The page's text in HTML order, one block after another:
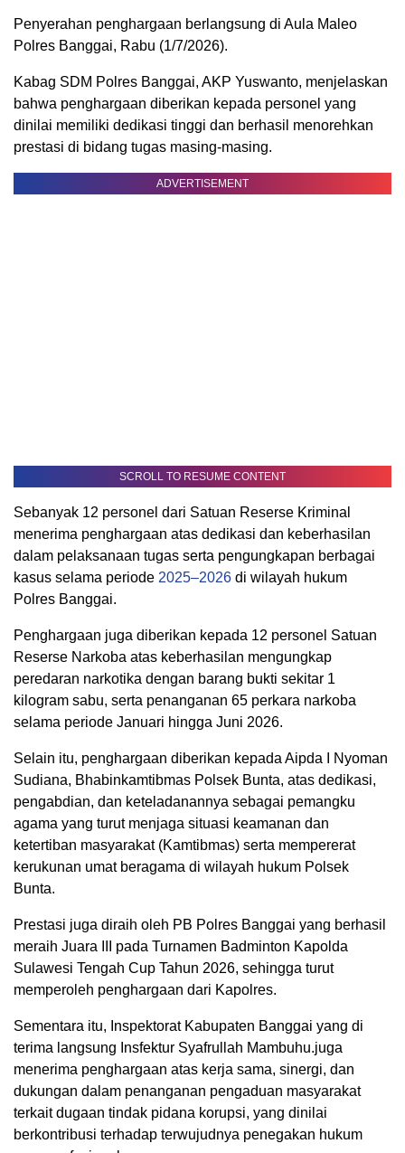
Penyerahan penghargaan berlangsung di Aula Maleo
Polres Banggai, Rabu (1/7/2026).
Kabag SDM Polres Banggai, AKP Yuswanto, menjelaskan
bahwa penghargaan diberikan kepada personel yang
dinilai memiliki dedikasi tinggi dan berhasil menorehkan
prestasi di bidang tugas masing-masing.
ADVERTISEMENT
SCROLL TO RESUME CONTENT
Sebanyak 12 personel dari Satuan Reserse Kriminal
menerima penghargaan atas dedikasi dan keberhasilan
dalam pelaksanaan tugas serta pengungkapan berbagai
kasus selama periode 2025–2026 di wilayah hukum
Polres Banggai.
Penghargaan juga diberikan kepada 12 personel Satuan
Reserse Narkoba atas keberhasilan mengungkap
peredaran narkotika dengan barang bukti sekitar 1
kilogram sabu, serta penanganan 65 perkara narkoba
selama periode Januari hingga Juni 2026.
Selain itu, penghargaan diberikan kepada Aipda I Nyoman
Sudiana, Bhabinkamtibmas Polsek Bunta, atas dedikasi,
pengabdian, dan keteladanannya sebagai pemangku
agama yang turut menjaga situasi keamanan dan
ketertiban masyarakat (Kamtibmas) serta mempererat
kerukunan umat beragama di wilayah hukum Polsek
Bunta.
Prestasi juga diraih oleh PB Polres Banggai yang berhasil
meraih Juara III pada Turnamen Badminton Kapolda
Sulawesi Tengah Cup Tahun 2026, sehingga turut
memperoleh penghargaan dari Kapolres.
Sementara itu, Inspektorat Kabupaten Banggai yang di
terima langsung Insfektur Syafrullah Mambuhu.juga
menerima penghargaan atas kerja sama, sinergi, dan
dukungan dalam penanganan pengaduan masyarakat
terkait dugaan tindak pidana korupsi, yang dinilai
berkontribusi terhadap terwujudnya penegakan hukum